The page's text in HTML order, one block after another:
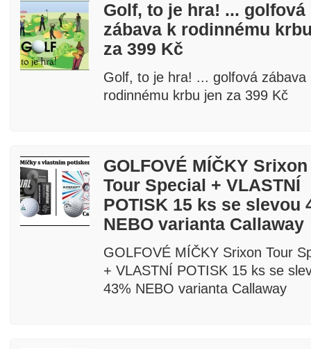
fee a golf
Golf, to je hra! ... golfová
zábava k rodinnému
za 399 Kč
Golf, to je hra! ... golfová zábava
rodinnému krbu jen za 399 Kč
GOLFOVÉ MÍČKY Srixon
Tour Special + VLASTNÍ
POTISK 15 ks se slevou
NEBO varianta Callaway
GOLFOVÉ MÍČKY Srixon Tour
+ VLASTNÍ POTISK 15 ks se
43% NEBO varianta Callaway